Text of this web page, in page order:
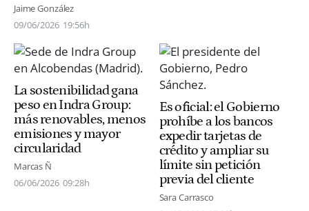
Jaime González
09/06/2026 19:56h
La sostenibilidad gana
peso en Indra Group:
más renovables, menos
emisiones y mayor
circularidad
Marcas Ñ
06/06/2026 09:28h
Es oficial: el Gobierno
prohíbe a los bancos
expedir tarjetas de
crédito y ampliar su
límite sin petición
previa del cliente
Sara Carrasco